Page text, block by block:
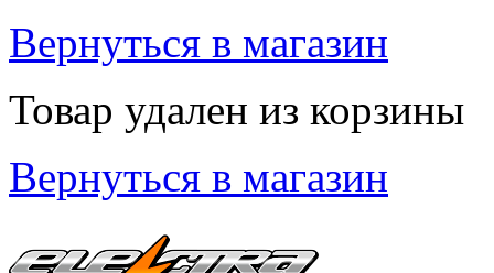
Вернуться в магазин
Товар удален из корзины
Вернуться в магазин